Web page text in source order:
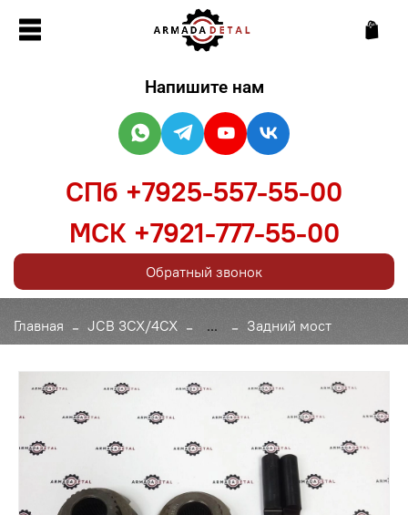
Главная JCB 3CX/4CX ... Задний мост
Напишите нам
СПб +7925-557-55-00
МСК +7921-777-55-00
Обратный звонок